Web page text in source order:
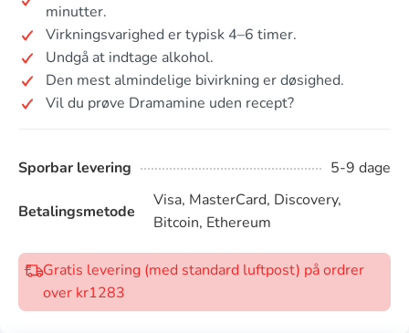
minutter.
Virkningsvarighed er typisk 4–6 timer.
Undgå at indtage alkohol.
Den mest almindelige bivirkning er døsighed.
Vil du prøve Dramamine uden recept?
Sporbar levering 5-9 dage
Betalingsmetode
Visa, MasterCard, Discovery,
Bitcoin, Ethereum
Gratis levering (med standard luftpost) på ordrer
over kr1283